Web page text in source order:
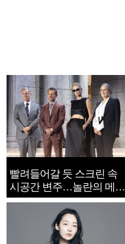
빨려들어갈 듯 스크린 속
시공간 변주…놀란의 메시
지는 ‘전쟁 속죄’